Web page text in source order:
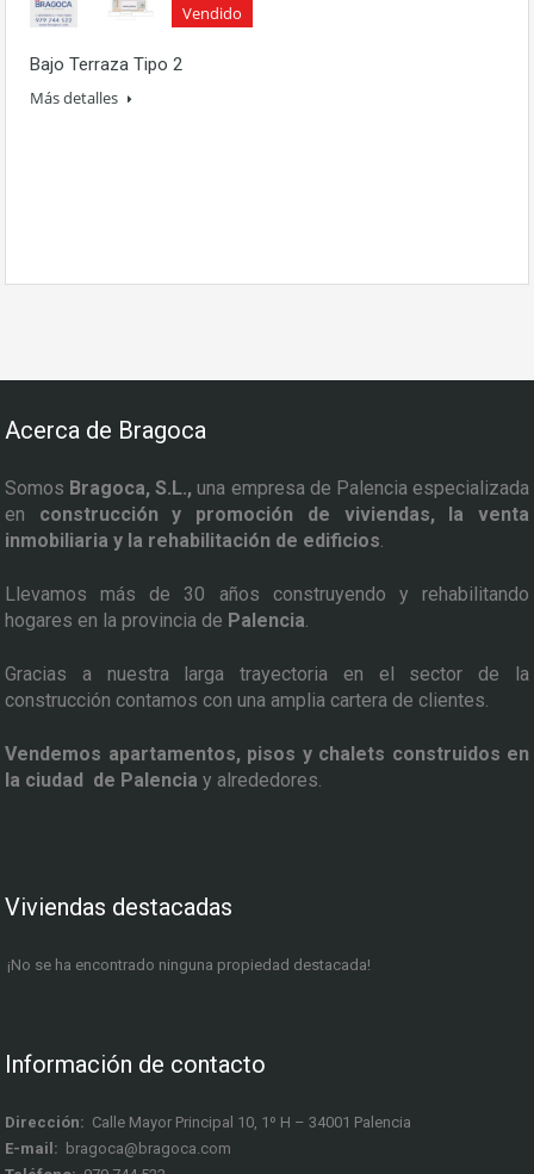
Vendido
Bajo Terraza Tipo 2
Más detalles
Acerca de Bragoca
Somos Bragoca, S.L.,una empresa de Palencia especializada
en construcción y promoción de viviendas, la venta
inmobiliaria y la rehabilitación de edificios
Llevamos más de 30 años construyendo y rehabilitando
hogares en la provincia de Palencia
Gracias a nuestra larga trayectoria en el sector de la
construcción contamos con una amplia cartera de clientes.
Vendemos apartamentos, pisos y chalets construidos en
la ciudad de Palencia y alrededores.
Viviendas destacadas
¡No se ha encontrado ninguna propiedad destacada!
Información de contacto
Dirección: Calle Mayor Principal 10, 1º H – 34001 Palencia
E-mail: bragoca@bragoca.com